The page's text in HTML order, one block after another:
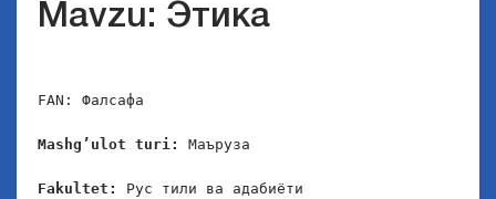
Mavzu: Этика
FAN: Фалсафа
Mashg’ulot turi: Маъруза
Fakultet: Рус тили ва адабиёти